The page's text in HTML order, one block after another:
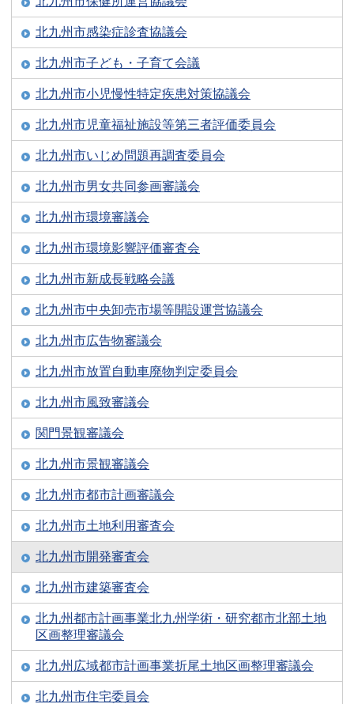
北九州市感染症診査協議会
北九州市子ども・子育て会議
北九州市小児慢性特定疾患対策協議会
北九州市児童福祉施設等第三者評価委員会
北九州市いじめ問題再調査委員会
北九州市男女共同参画審議会
北九州市環境審議会
北九州市環境影響評価審査会
北九州市新成長戦略会議
北九州市中央卸売市場等開設運営協議会
北九州市広告物審議会
北九州市放置自動車廃物判定委員会
北九州市風致審議会
関門景観審議会
北九州市景観審議会
北九州市都市計画審議会
北九州市土地利用審査会
北九州市開発審査会
北九州市建築審査会
北九州都市計画事業北九州学術・研究都市北部土地
区画整理審議会
北九州広域都市計画事業折尾土地区画整理審議会
北九州市住宅委員会